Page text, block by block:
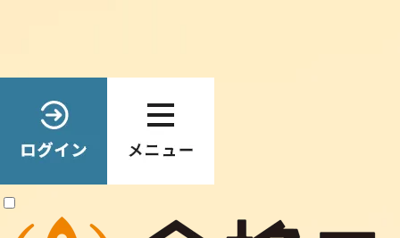
2025.08.20 勉強法・活用法
学科試験で１点ゲット！その３
■【学科試験で１点ゲット！その３】
を紹介します。
【令和7年本試験・法規No.30-1】
「宅地造成及び特定盛土等規制法」に基づき，宅地造成等工事規制区